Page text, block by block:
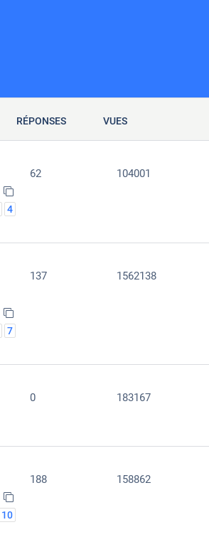
RÉPONSES VUES
4
62 104001
7
137 1562138
0 183167
10
188 158862